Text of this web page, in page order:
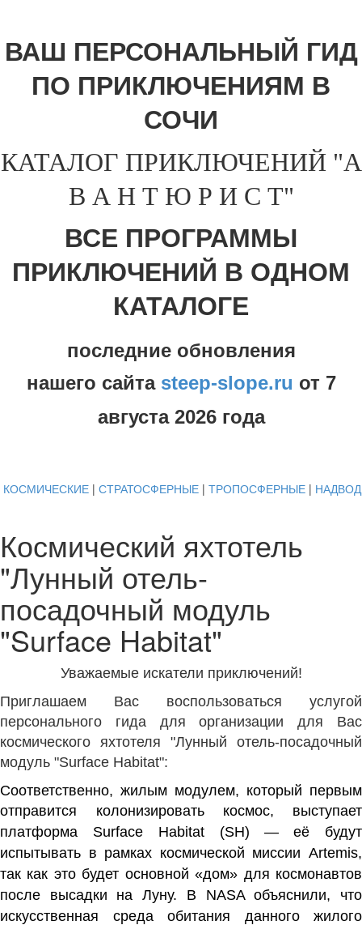
ВАШ ПЕРСОНАЛЬНЫЙ ГИД
ПО ПРИКЛЮЧЕНИЯМ В
СОЧИ
КАТАЛОГ ПРИКЛЮЧЕНИЙ "А
В А Н Т Ю Р И С Т"
ВСЕ ПРОГРАММЫ
ПРИКЛЮЧЕНИЙ В ОДНОМ
КАТАЛОГЕ
последние обновления
нашего сайта steep-slope.ru от 7
августа 2026 года
КОСМИЧЕСКИЕ | СТРАТОСФЕРНЫЕ | ТРОПОСФЕРНЫЕ |
Космический яхтотель
"Лунный отель-
посадочный модуль
"Surface Habitat"
Уважаемые искатели приключений!
Приглашаем Вас воспользоваться услугой
персонального гида для организации для Вас
космического яхтотеля "Лунный отель-посадочный
модуль "Surface Habitat":
Соответственно, жилым модулем, который первым
отправится колонизировать космос,
выступает
платформа Surface Habitat (SH) —
её будут
испытывать в рамках космической миссии Artemis,
так как это будет основной «дом» для космонавтов
после высадки на Луну. В NASA объяснили, что
искусственная среда обитания данного жилого